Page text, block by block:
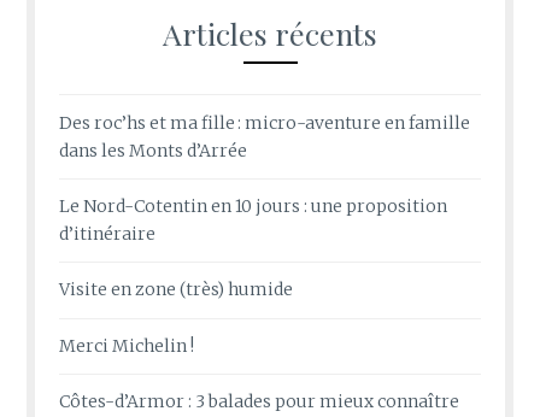
Articles récents
Des roc’hs et ma fille : micro-aventure en famille
dans les Monts d’Arrée
Le Nord-Cotentin en 10 jours : une proposition
d’itinéraire
Visite en zone (très) humide
Merci Michelin !
Côtes-d’Armor : 3 balades pour mieux connaître